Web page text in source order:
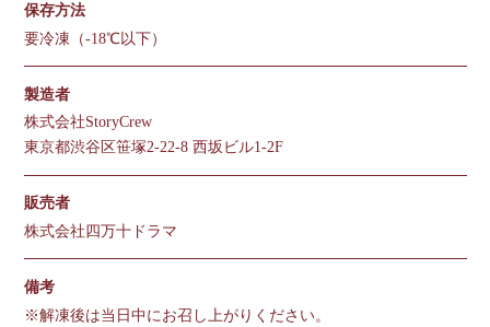
保存方法
要冷凍（-18℃以下）
製造者
株式会社StoryCrew
東京都渋谷区笹塚2-22-8 西坂ビル1-2F
販売者
株式会社四万十ドラマ
備考
※解凍後は当日中にお召し上がりください。